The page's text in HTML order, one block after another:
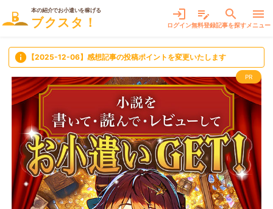
本の紹介でお小遣いを稼げる
ブクスタ！
login
ログイン
edit_note
無料登録
search
記事を探す
menu
メニュー
info 【2025-12-06】感想記事の投稿ポイントを変更いたします
PR